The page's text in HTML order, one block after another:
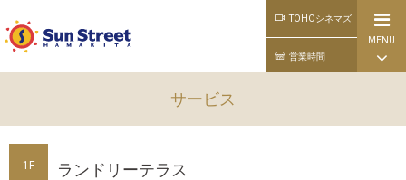
TOHOシネマズ
営業時間
MENU
公式ライン
サービス
1F ランドリーテラス